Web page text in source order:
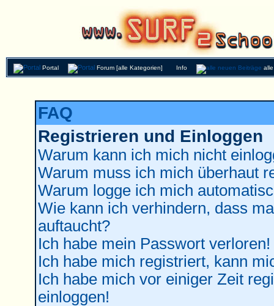
Portal Forum [alle Kategorien] Info
FAQ
Registrieren und Einloggen
Warum kann ich mich nicht
Warum muss ich mich überhaut
Warum logge ich mich
Wie kann ich verhindern, dass
auftaucht?
Ich habe mein Passwort verloren!
Ich habe mich registriert, kann
Ich habe mich vor einiger Zeit
einloggen!